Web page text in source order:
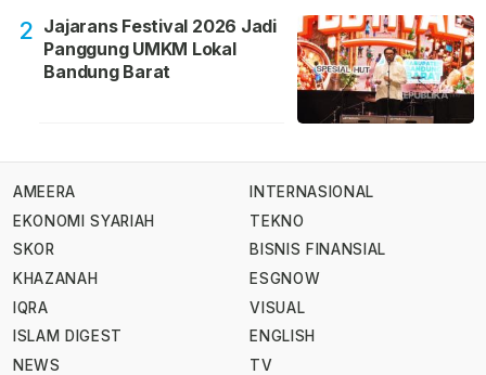
2 Jajarans Festival 2026 Jadi
Panggung UMKM Lokal
Bandung Barat
AMEERA
EKONOMI SYARIAH
SKOR
KHAZANAH
IQRA
ISLAM DIGEST
NEWS
INTERNASIONAL
TEKNO
BISNIS FINANSIAL
ESGNOW
VISUAL
ENGLISH
TV